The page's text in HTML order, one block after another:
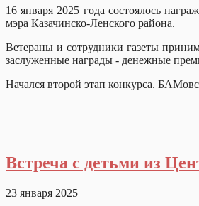
16 января 2025 года состоялось
мэра Казачинско-Ленского района.
Ветераны и сотрудники газеты
заслуженные награды - денежные
Начался второй этап конкурса.
Встреча с детьми из
23 января 2025